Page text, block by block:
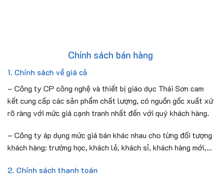
Chính sách bán hàng
1. Chính sách về giá cả
– Công ty CP công nghệ và thiết bị giáo dục Thái Sơn cam
kết cung cấp các sản phẩm chất lượng, có nguồn gốc xuất xứ
rõ ràng với mức giá cạnh tranh nhất đến với quý khách hàng.
– Công ty áp dụng mức giá bán khác nhau cho từng đối tượng
khách hàng: trường học, khách lẻ, khách sỉ, khách hàng mới,…
2. Chính sách thanh toán